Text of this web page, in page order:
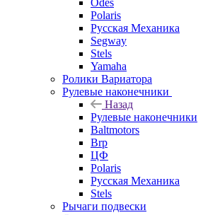
Odes
Polaris
Русская Механика
Segway
Stels
Yamaha
Ролики Вариатора
Рулевые наконечники
Назад
Рулевые наконечники
Baltmotors
Brp
ЦФ
Polaris
Русская Механика
Stels
Рычаги подвески